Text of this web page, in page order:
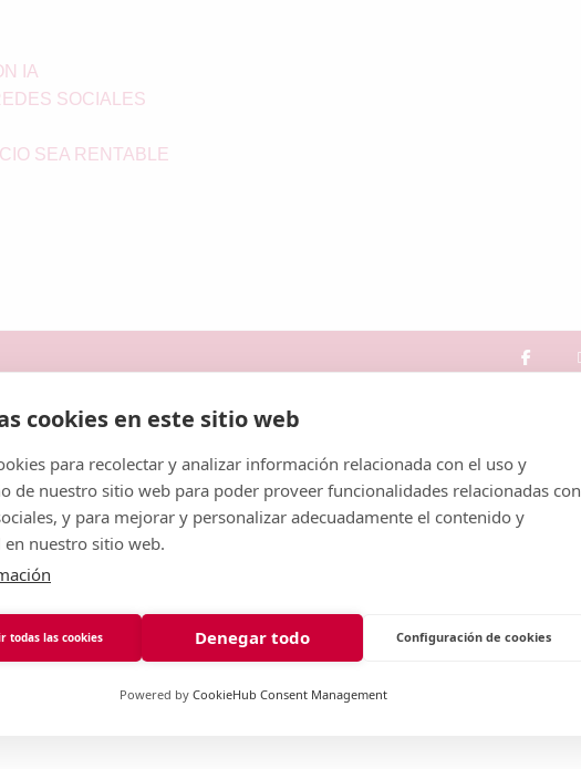
IA
SOCIALES
SEA RENTABLE
Cerca de
cookies en este sitio web
para recolectar y analizar información relacionada con el uso y
de nuestro sitio web para poder proveer funcionalidades relacionadas con
y para mejorar y personalizar adecuadamente el contenido y
nuestro sitio web.
todas las cookies Denegar todo Configuración de cookies
Powered by CookieHub Consent Management